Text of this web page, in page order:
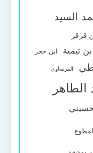
السيد
قرقر
تيمية ابن حجر
القرضاوي
الطاهر